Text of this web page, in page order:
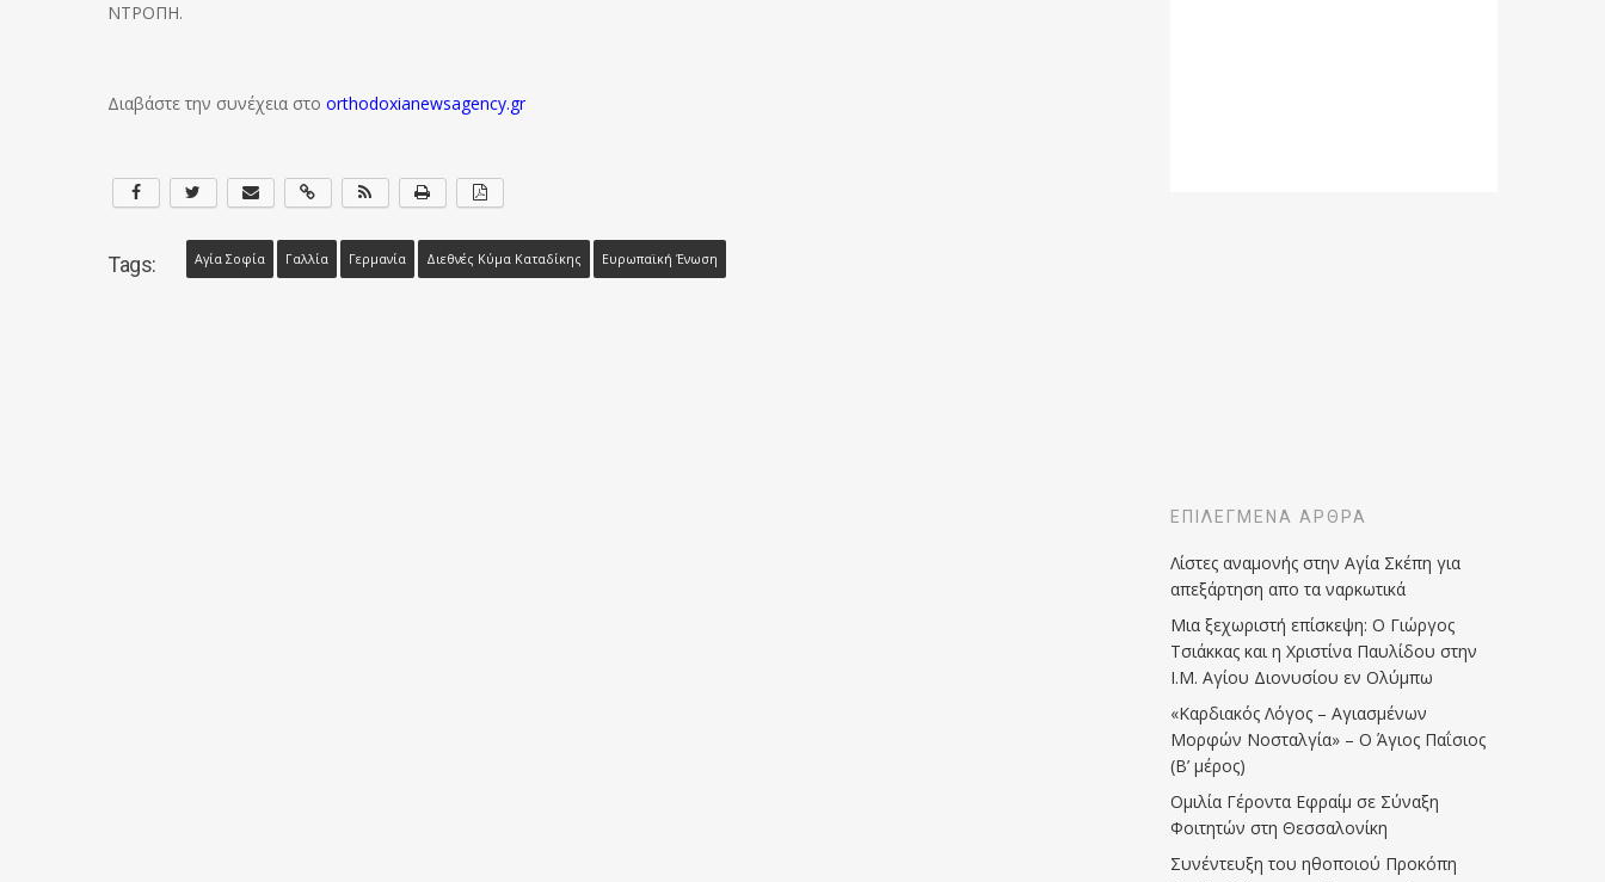
ΝΤΡΟΠΗ.
Διαβάστε την συνέχεια στο orthodoxianewsagency.gr
Tags: Αγία Σοφία Γαλλία Γερμανία Διεθνές Κύμα Καταδίκης Ευρωπαϊκή Ένωση
ΕΠΙΛΕΓΜΈΝΑ ΆΡΘΡΑ
Λίστες αναμονής στην Αγία Σκέπη για
απεξάρτηση απο τα ναρκωτικά
Μια ξεχωριστή επίσκεψη: Ο Γιώργος
Τσιάκκας και η Χριστίνα Παυλίδου στην
Ι.Μ. Αγίου Διονυσίου εν Ολύμπω
«Καρδιακός Λόγος – Αγιασμένων
Μορφών Νοσταλγία» – Ο Άγιος Παΐσιος
(Β’ μέρος)
Ομιλία Γέροντα Εφραίμ σε Σύναξη
Φοιτητών στη Θεσσαλονίκη
Συνέντευξη του ηθοποιού Προκόπη